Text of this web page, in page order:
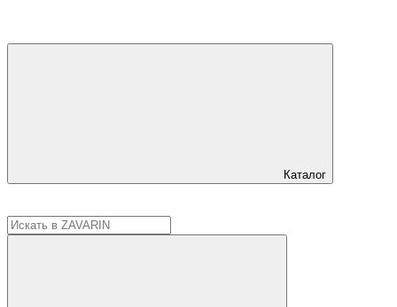
Каталог